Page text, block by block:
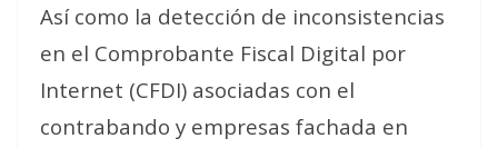
Así como la detección de inconsistencias
en el Comprobante Fiscal Digital por
Internet (CFDI) asociadas con el
contrabando y empresas fachada en